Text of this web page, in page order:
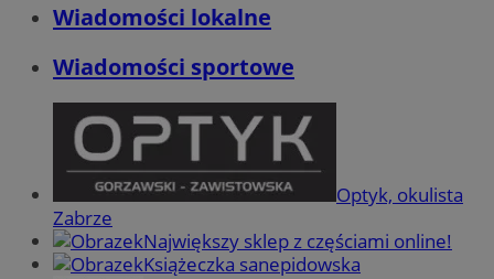
Wiadomości lokalne
Wiadomości sportowe
Optyk, okulista
Zabrze
Największy sklep z częściami online!
Książeczka sanepidowska